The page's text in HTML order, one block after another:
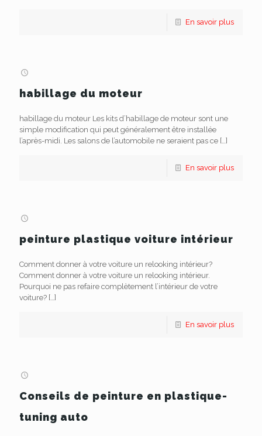
En savoir plus
habillage du moteur
habillage du moteur Les kits d’habillage de moteur sont une
simple modification qui peut généralement être installée
l’après-midi. Les salons de l’automobile ne seraient pas ce […]
En savoir plus
peinture plastique voiture intérieur
Comment donner à votre voiture un relooking intérieur?
Comment donner à votre voiture un relooking intérieur.
Pourquoi ne pas refaire complètement l’intérieur de votre
voiture? […]
En savoir plus
Conseils de peinture en plastique-
tuning auto